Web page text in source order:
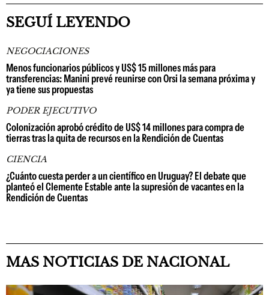
SEGUÍ LEYENDO
NEGOCIACIONES
Menos funcionarios públicos y US$ 15 millones más para
transferencias: Manini prevé reunirse con Orsi la semana próxima y
ya tiene sus propuestas
PODER EJECUTIVO
Colonización aprobó crédito de US$ 14 millones para compra de
tierras tras la quita de recursos en la Rendición de Cuentas
CIENCIA
¿Cuánto cuesta perder a un científico en Uruguay? El debate que
planteó el Clemente Estable ante la supresión de vacantes en la
Rendición de Cuentas
MAS NOTICIAS DE NACIONAL